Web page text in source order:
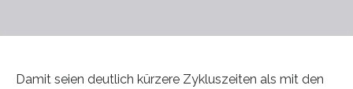
Damit seien deutlich kürzere Zykluszeiten als mit den